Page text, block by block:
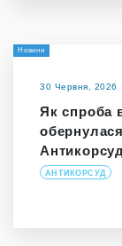
Новини
30 Червня, 2026
Як спроба
АНТИКОРСУД